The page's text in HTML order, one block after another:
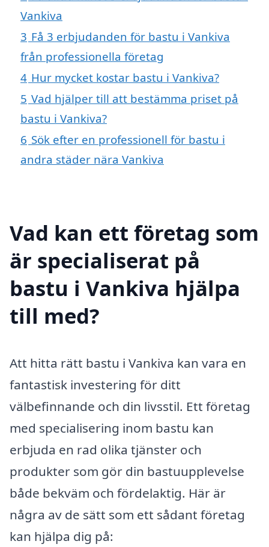
Vankiva
3 Få 3 erbjudanden för bastu i Vankiva
från professionella företag
4 Hur mycket kostar bastu i Vankiva?
5 Vad hjälper till att bestämma priset på
bastu i Vankiva?
6 Sök efter en professionell för bastu i
andra städer nära Vankiva
Vad kan ett företag som
är specialiserat på
bastu i Vankiva hjälpa
till med?
Att hitta rätt bastu i Vankiva kan vara en
fantastisk investering för ditt
välbefinnande och din livsstil. Ett företag
med specialisering inom bastu kan
erbjuda en rad olika tjänster och
produkter som gör din bastuupplevelse
både bekväm och fördelaktig. Här är
några av de sätt som ett sådant företag
kan hjälpa dig på: